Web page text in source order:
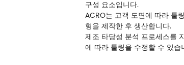
구성 요소입니다.
ACRO는 고객 도면에 따라 툴
형을 제작한 후 생산합니다.
제조 타당성 분석 프로세스를
에 따라 툴링을 수정할 수 있습